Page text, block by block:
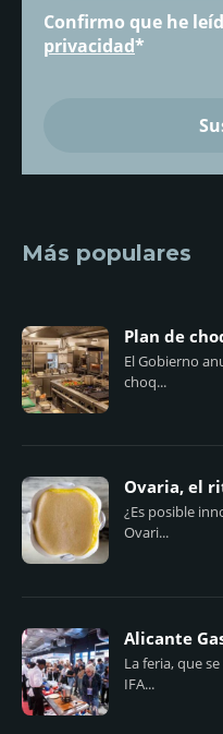
Confirmo que he
privacidad*
Más populares
Plan de
El Gobierno
choq...
Ovaria, el
¿Es posible
Ovari...
Alicante
La feria, que
IFA...